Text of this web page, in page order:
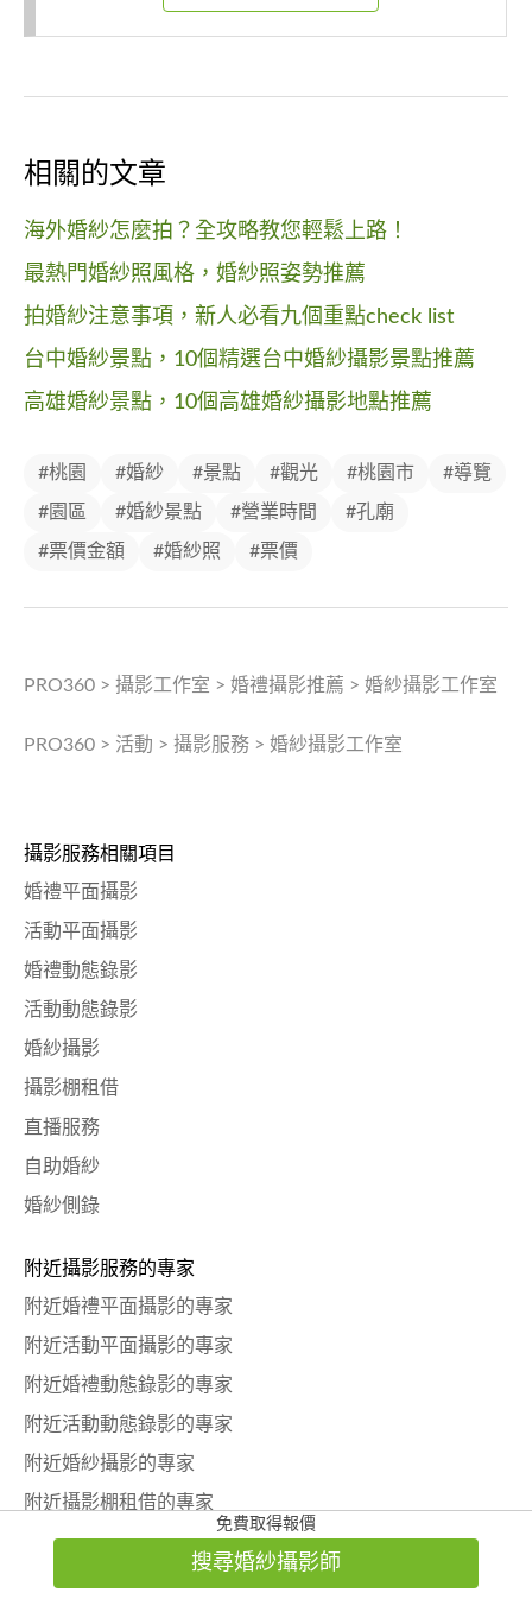
相關的文章
海外婚紗怎麼拍？全攻略教您輕鬆上路！
最熱門婚紗照風格，婚紗照姿勢推薦
拍婚紗注意事項，新人必看九個重點check list
台中婚紗景點，10個精選台中婚紗攝影景點推薦
高雄婚紗景點，10個高雄婚紗攝影地點推薦
#桃園 #婚紗 #景點 #觀光 #桃園市 #導覽
#園區 #婚紗景點 #營業時間 #孔廟
#票價金額 #婚紗照 #票價
PRO360 > 攝影工作室 > 婚禮攝影推薦 > 婚紗攝影工作室
PRO360 > 活動 > 攝影服務 > 婚紗攝影工作室
攝影服務相關項目
婚禮平面攝影
活動平面攝影
婚禮動態錄影
活動動態錄影
婚紗攝影
攝影棚租借
直播服務
自助婚紗
婚紗側錄
附近攝影服務的專家
附近婚禮平面攝影的專家
附近活動平面攝影的專家
附近婚禮動態錄影的專家
附近活動動態錄影的專家
附近婚紗攝影的專家
附近攝影棚租借的專家
附近直播服務的專家
附近自助婚紗的專家
免費取得報價
搜尋婚紗攝影師